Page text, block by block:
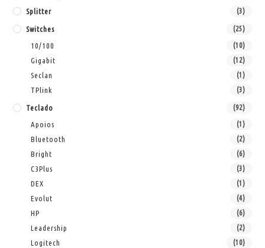
Splitter (3)
Switches (25)
10/100 (10)
Gigabit (12)
Seclan (1)
TPlink (3)
Teclado (92)
Apoios (1)
Bluetooth (2)
Bright (6)
C3Plus (3)
DEX (1)
Evolut (4)
HP (6)
Leadership (2)
Logitech (10)